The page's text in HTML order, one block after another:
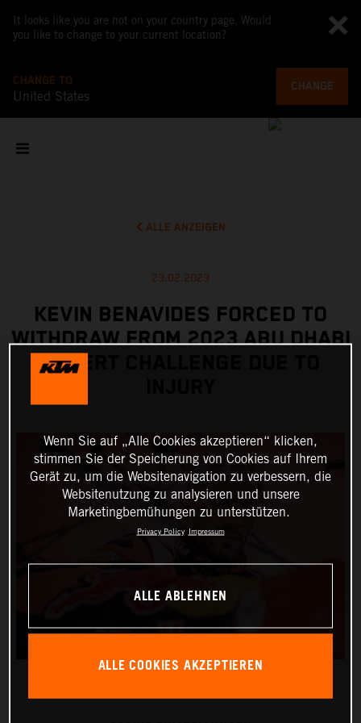
It looks like you are not on your country page. Would
you like to change to your current location?
CHANGE TO
United States
CHANGE
ALLE ANZEIGEN
23.02.2023
KEVIN BENAVIDES FORCED TO
WITHDRAW FROM 2023 ABU DHABI
DESERT CHALLENGE DUE TO
Wenn Sie auf „Alle Cookies akzeptieren“ klicken,
stimmen Sie der Speicherung von Cookies auf Ihrem
Gerät zu, um die Websitenavigation zu verbessern, die
Websitenutzung zu analysieren und unsere
Marketingbemühungen zu unterstützen.
Privacy Policy Impressum
ALLE ABLEHNEN
ALLE COOKIES AKZEPTIEREN